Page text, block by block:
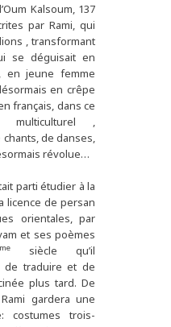
Kalsoum, 137
par Rami, qui
, transformant
se déguisait en
en jeune femme
en crêpe
français, dans ce
multiculturel ,
chants, de danses,
révolue…
parti étudier à la
licence de persan
orientales, par
et ses poèmes
siècle qu’il
de traduire et de
plus tard. De
gardera une
costumes trois-